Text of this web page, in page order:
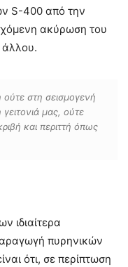
S-400 από την
ακύρωση του
άλλου.
ούτε στη σεισμογενή
μας, ούτε
και περιττή όπως
ιδιαίτερα
πυρηνικών
ότι, σε περίπτωση